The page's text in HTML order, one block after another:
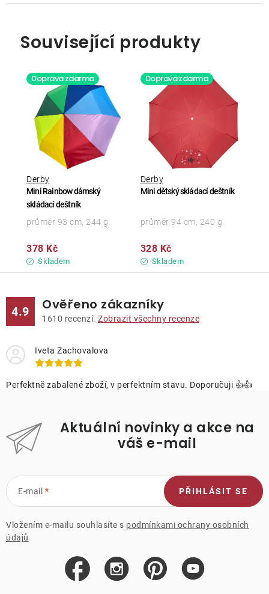
Související produkty
Doprava zdarma
Mini Rainbow dámský
skládací deštník
Derby
Skladem
378 Kč
průměr 93 cm, 244 g
Doprava zdarma
Mini dětský skládací deštník
Derby
Skladem
328 Kč
průměr 94 cm, 240 g
4.9 Ověřeno zákazníky
1610 recenzí. Zobrazit všechny recenze
Iveta Zachovalova
Perfektně zabalené zboží, v perfektním stavu. Doporučuji 👍👍
Aktuální novinky a akce na
váš e-mail
E-mail
Vložením e-mailu souhlasíte s podmínkami ochrany osobních
údajů
PŘIHLÁSIT SE